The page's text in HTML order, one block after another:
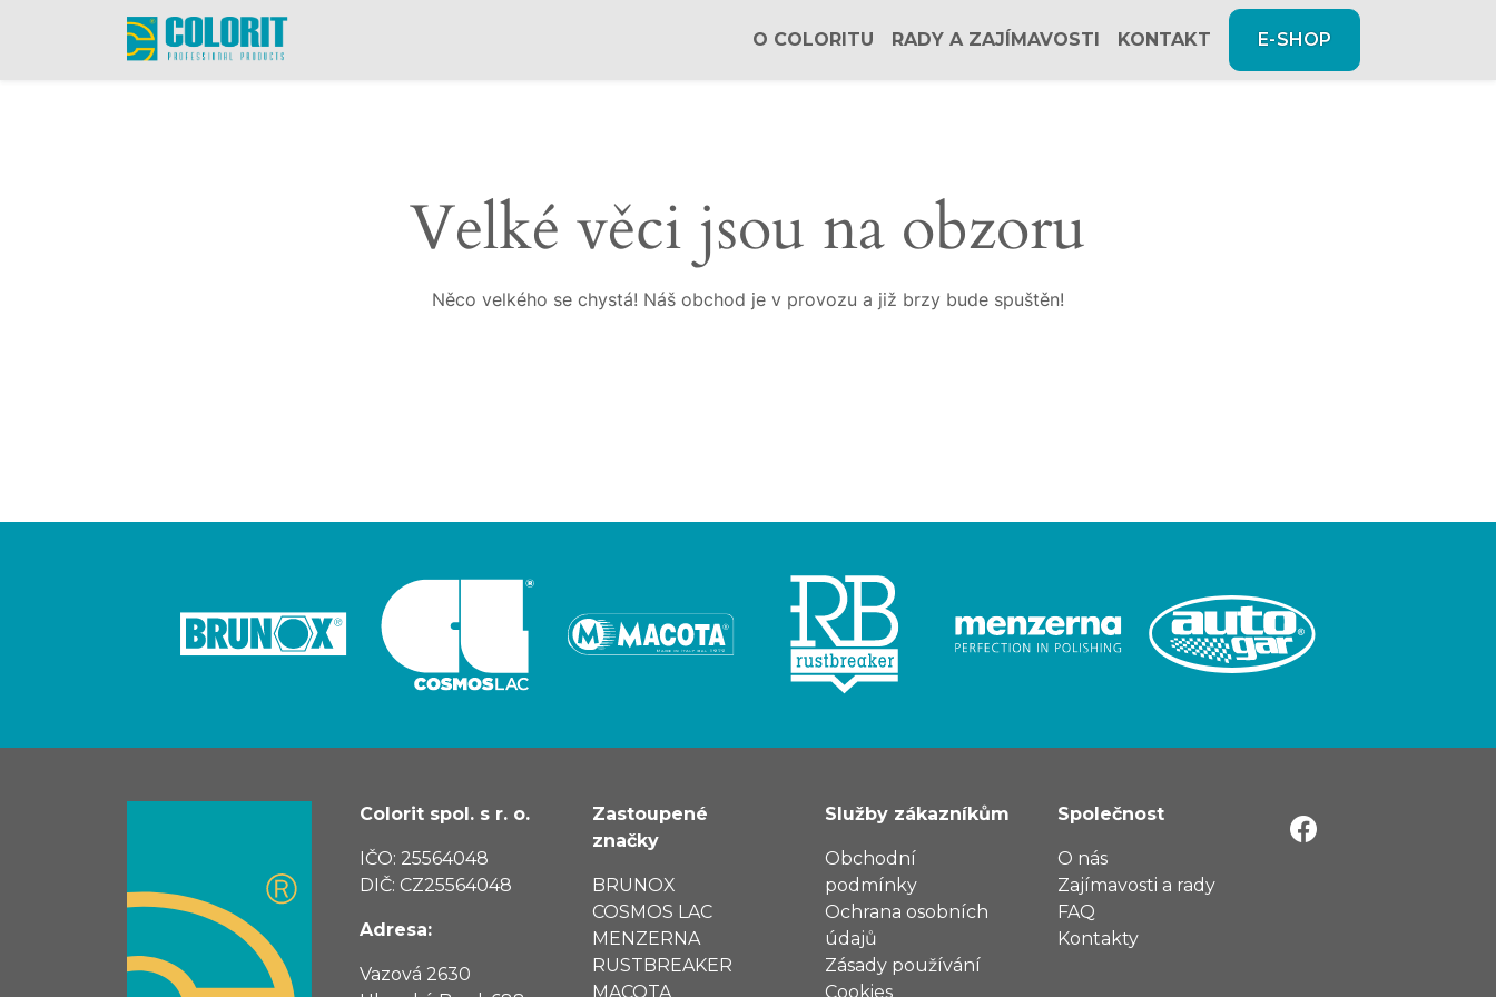
O COLORITU RADY A ZAJÍMAVOSTI KONTAKT E-SHOP
Velké věci jsou na obzoru
Něco velkého se chystá! Náš obchod je v provozu a již brzy bude spuštěn!
Colorit spol. s r. o.
IČO: 25564048
DIČ: CZ25564048
Adresa:
Vazová 2630
Zastoupené
značky
BRUNOX
COSMOS LAC
MENZERNA
RUSTBREAKER
MACOTA
Služby zákazníkům
Obchodní
podmínky
Ochrana osobních
údajů
Zásady používání
Cookies
Společnost
O nás
Zajímavosti a rady
FAQ
Kontakty